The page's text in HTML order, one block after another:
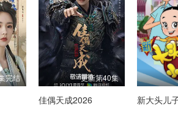
完结 更新第40集
佳偶天成2026